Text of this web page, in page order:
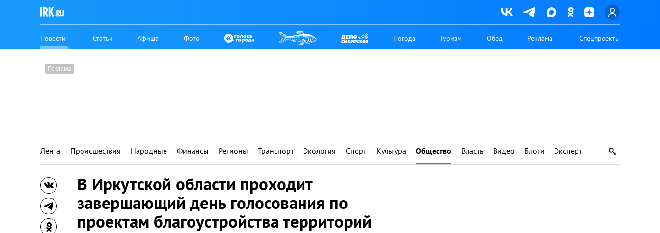
Новости Статьи Афиша Фото Погода Туризм Обед Реклама Спецпроекты
Лента Происшествия Народные Финансы Регионы Транспорт Экология Спорт Культура Общество Власть Видео Блоги Эксперт
В Иркутской области проходит
завершающий день голосования по
проектам благоустройства территорий